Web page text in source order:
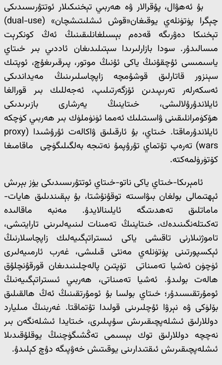
بۇ ئەھۋال، پۇقرالار ۋە ھەربىي تېخنىكىلار ئوتتۇرىسىدىكى
چېگرا پۈتۈنلەي يوقىغان«قوش ئىشلىتىشچان» (dual-use)
تېخنىكا دەۋرىگە قەدەم بېسىلغانلىقىنىڭ ئەڭ كونكرېت
مىسالىدۇر. سودا بازارلىرىدا سېتىلىدىغان ئاددىي بىر خىتاي
ياسىمىسى ئۇچقۇنىڭ ياكى ئۇنىڭ موتور، پىرقىرىغۇچ، ئوپتىك
سېنزور قاتارلىق قوشۇمچە زاپچاسلىرىنىڭ مەيداندىكى
ئەسكەرلەر تەرىپىدىن ئۆزگەرتىلىپ، ئەجەللىك بىر قورالغا
ئايلاندۇرۇلالىشى، خىتاينىڭ يەرشارى بازىرىدىكى
ھۆكۈمرانلىقىنى ۋاسىتىلىك ئەمما ئۈنۈملۈك بىر ھەربىي كۈچكە
ئايلاندۇرماقتا. خىتاي، بۇ ئارقىلىق ۋاكالەت ئۇرۇشىدا (proxy
wars) تەرەپ تۇتماي تۇرۇپمۇ نەتىجە بەلگىلىگۈچى ماقامىغا
كۆتۈرۈلمەكتە.
ئامېرىكا-خىتاي ياكى ناتو-خىتاي ئوتتۇرىسىدىكى يۈز بېرىش
ئېھتىمالى بولغان بىۋاسىتە توقۇنۇشتا، بۇ بېقىندىلىق ھايات-
ماماتلىق تەھدىتىگە ئايلىنالايدۇ. مەنبە ماقالىدە
تەكىتلەنگىنىدەك، خىتاينىڭ تەمىنات لىنىيەلىرىنى تارايتىشى،
تاموژنىلارنى تاقىشى ياكى ئىستراتېگىيەلىك زاپچاسلارنىڭ
ئېكسپورتىنى پۈتۈنلەي مەنئى قىلىشى، غەرب ئارمىيەلىرى
ئۈچۈن ئەشيا تەمىناتى تۈپتىن پالەچلىنىدىغان قورقۇنچلۇق
ھالەت بولىدۇ. ئەشيا تەمىناتى، ھەربىي ئىستراتېگىيەنىڭ
ئومۇرتقىسىدۇر؛ خىتاي بولسا بۇ ئومۇرتقىنىڭ ئەڭ ھالقىلىق
بۆلۈكى ۋە نېرۋا ئۇچلىرىنى قولىدا تۇتماقتا. غەربنىڭ مىليارد
دوللارلىق ئىشلەپچىقىرىش سۇپىلىرى، خىتايدا ئىشلەنگەن بىر
نەچچە دوللارلىق توك بېسىمى تەڭشىگۈچنىڭ يوقلۇقىدىلا
ئىشلەپچىقىرىش ئىقتىدارىنى يوقىتىش خەۋپىگە دۇچ كېلىدۇ.